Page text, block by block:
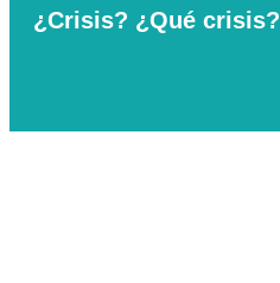
¿Crisis? ¿Qué crisis?